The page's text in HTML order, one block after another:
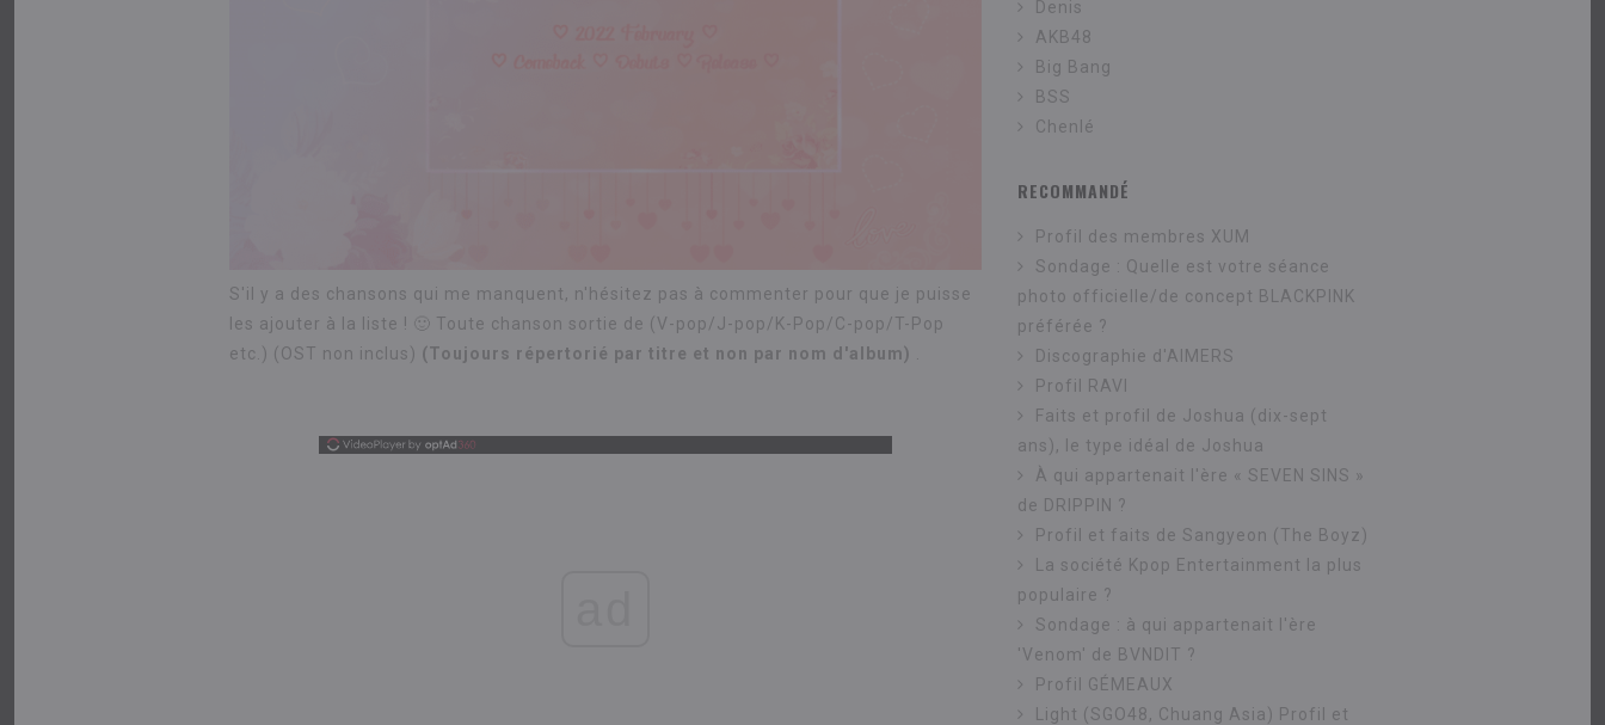
S'il y a des chansons qui me manquent, n'hésitez pas à commenter pour que je puisse
les ajouter à la liste ! 🙂 Toute chanson sortie de (V-pop/J-pop/K-Pop/C-pop/T-Pop
etc.) (OST non inclus) (Toujours répertorié par titre et non par nom d'album)
Denis
AKB48
Big Bang
BSS
Chenlé
RECOMMANDÉ
Profil des membres XUM
Sondage : Quelle est votre séance
photo officielle/de concept BLACKPINK
préférée ?
Discographie d'AIMERS
Profil RAVI
Faits et profil de Joshua (dix-sept
ans), le type idéal de Joshua
À qui appartenait l'ère « SEVEN SINS »
de DRIPPIN ?
Profil et faits de Sangyeon (The Boyz)
La société Kpop Entertainment la plus
populaire ?
Sondage : à qui appartenait l'ère
'Venom' de BVNDIT ?
Profil GÉMEAUX
Light (SGO48, Chuang Asia) Profil et